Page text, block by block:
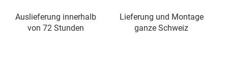
Auslieferung innerhalb
von 72 Stunden
Lieferung und Montage
ganze Schweiz